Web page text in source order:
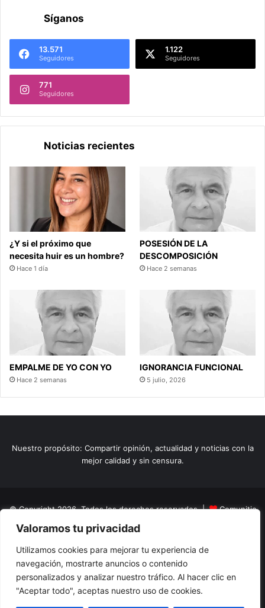
Valoramos tu privacidad
Utilizamos cookies para mejorar tu experiencia de
navegación, mostrarte anuncios o contenido
personalizados y analizar nuestro tráfico. Al hacer clic en
"Aceptar todo", aceptas nuestro uso de cookies.
Síganos
13.571
Seguidores
1.122
Seguidores
771
Seguidores
Noticias recientes
¿Y si el próximo que
necesita huir es un hombre?
Hace 1 día
POSESIÓN DE LA
DESCOMPOSICIÓN
Hace 2 semanas
EMPALME DE YO CON YO
Hace 2 semanas
IGNORANCIA FUNCIONAL
5 julio, 2026
Nuestro propósito: Compartir opinión, actualidad y noticias con la
mejor calidad y sin censura.
© Copyright 2026, Todos los derechos reservados |
Comunitic
SAS BICNit 901228106
Home
Actualidad Variedades Opinion Turismo
El Tinteadero
Caricaturas Reportajes
FacebookYouTubeInstagram